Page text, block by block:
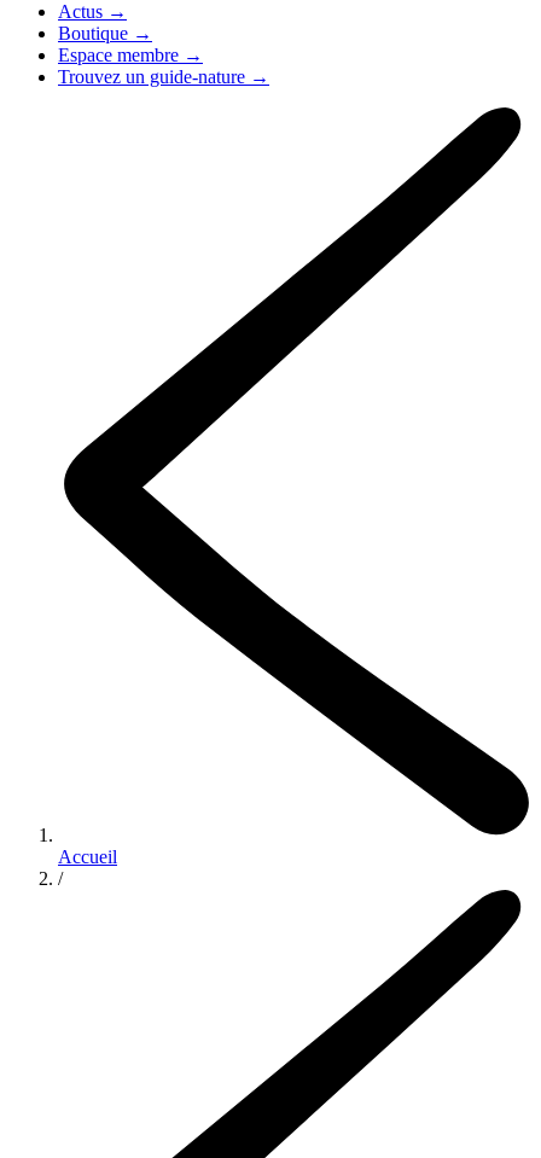
Actus →
Boutique →
Espace membre →
Trouvez un guide-nature →
Accueil
/